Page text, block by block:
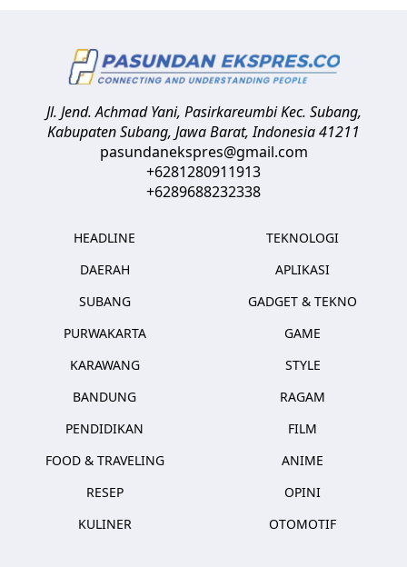
Jl. Jend. Achmad Yani, Pasirkareumbi Kec. Subang,
Kabupaten Subang, Jawa Barat,Indonesia41211
pasundanekspres@gmail.com
+6281280911913
+6289688232338
HEADLINE
DAERAH
SUBANG
PURWAKARTA
KARAWANG
BANDUNG
PENDIDIKAN
FOOD & TRAVELING
RESEP
KULINER
TEKNOLOGI
APLIKASI
GADGET & TEKNO
GAME
STYLE
RAGAM
FILM
ANIME
OPINI
OTOMOTIF